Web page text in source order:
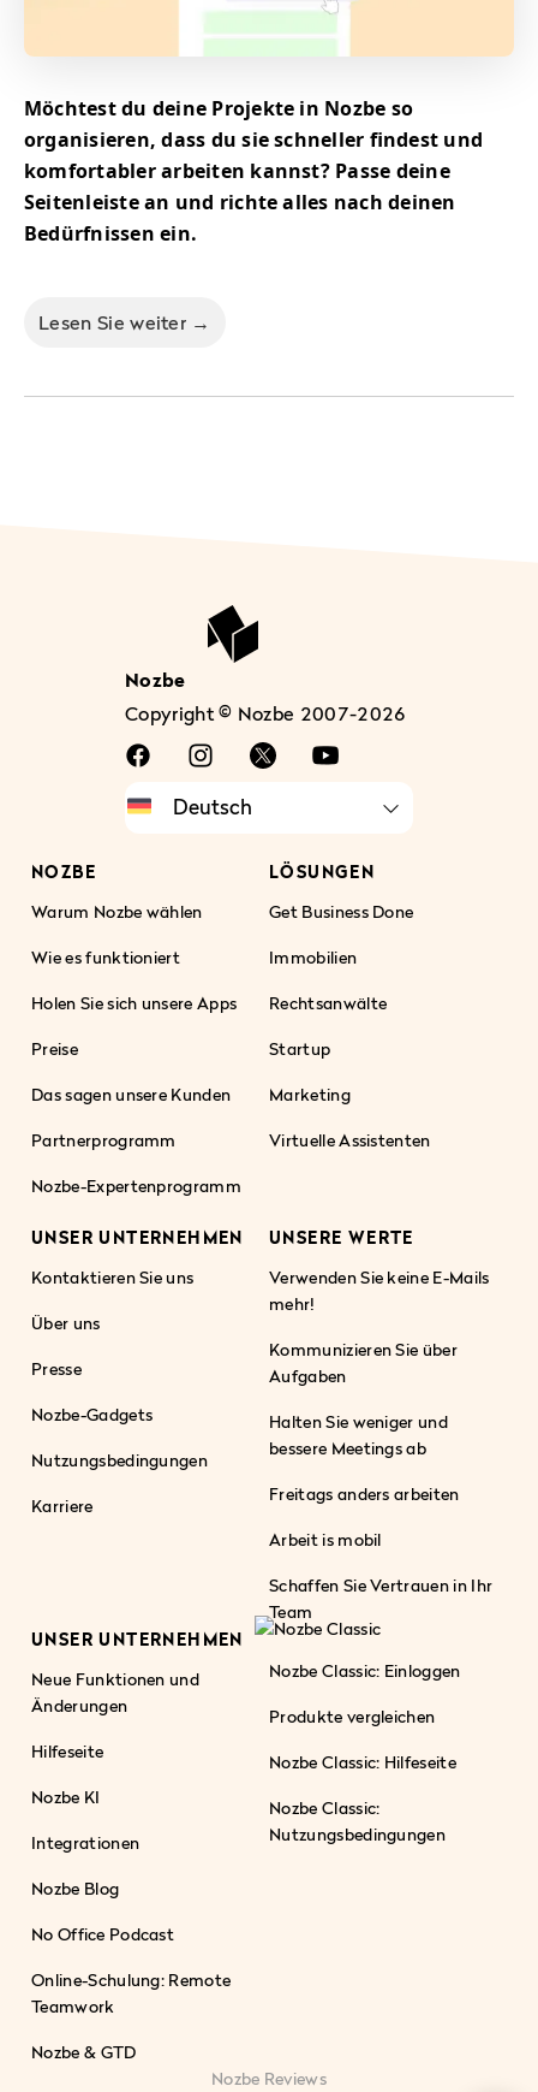
Möchtest du deine Projekte in Nozbe so
organisieren, dass du sie schneller findest und
komfortabler arbeiten kannst? Passe deine
Seitenleiste an und richte alles nach deinen
Bedürfnissen ein.
Lesen Sie weiter →
Nozbe
Copyright © Nozbe 2007-2026
NOZBE
Warum Nozbe wählen
Wie es funktioniert
Holen Sie sich unsere Apps
Preise
Das sagen unsere Kunden
Partnerprogramm
Nozbe-Expertenprogramm
LÖSUNGEN
Get Business Done
Immobilien
Rechtsanwälte
Startup
Marketing
Virtuelle Assistenten
UNSER UNTERNEHMEN
Kontaktieren Sie uns
Über uns
Presse
Nozbe-Gadgets
Nutzungsbedingungen
Karriere
UNSERE WERTE
Verwenden Sie keine E-Mails
mehr!
Kommunizieren Sie über
Aufgaben
Halten Sie weniger und
bessere Meetings ab
Freitags anders arbeiten
Arbeit is mobil
Schaffen Sie Vertrauen in Ihr
Team
UNSER UNTERNEHMEN
Neue Funktionen und
Änderungen
Hilfeseite
Nozbe KI
Integrationen
Nozbe Blog
No Office Podcast
Online-Schulung: Remote
Teamwork
Nozbe & GTD
Nozbe Classic: Einloggen
Produkte vergleichen
Nozbe Classic: Hilfeseite
Nozbe Classic:
Nutzungsbedingungen
Nozbe Reviews